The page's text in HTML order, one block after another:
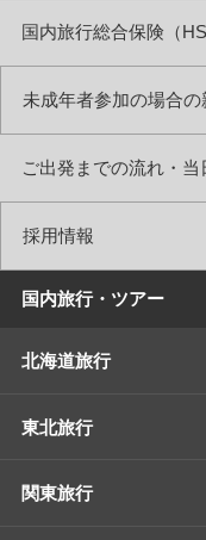
国内旅行総合保険（HS
未成年者参加の場合
ご出発までの流れ・当
採用情報
国内旅行・ツアー
北海道旅行
東北旅行
関東旅行